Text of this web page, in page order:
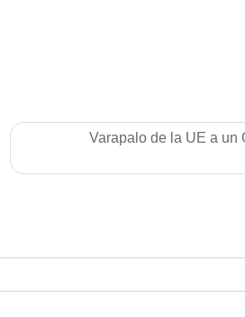
Varapalo de la UE a un